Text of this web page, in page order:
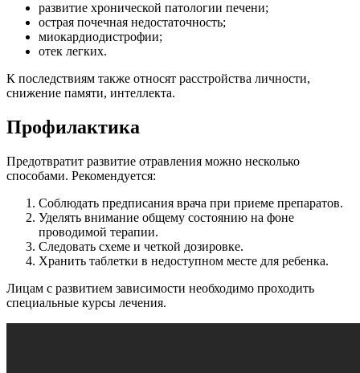
развитие хронической патологии печени;
острая почечная недостаточность;
миокардиодистрофии;
отек легких.
К последствиям также относят расстройства личности,
снижение памяти, интеллекта.
Профилактика
Предотвратит развитие отравления можно несколько
способами. Рекомендуется:
Соблюдать предписания врача при приеме препаратов.
Уделять внимание общему состоянию на фоне
проводимой терапии.
Следовать схеме и четкой дозировке.
Хранить таблетки в недоступном месте для ребенка.
Лицам с развитием зависимости необходимо проходить
специальные курсы лечения.